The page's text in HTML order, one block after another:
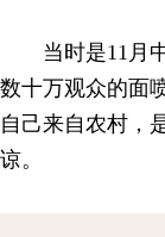
当时是11月
数十万观众的面
自己来自农村，
谅。